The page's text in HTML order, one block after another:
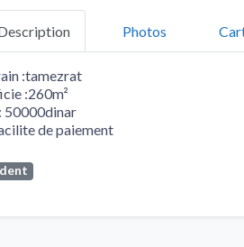
Photos
:tamezrat
:260m²
50000dinar
de paiement